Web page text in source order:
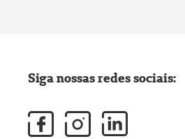
Siga nossas redes sociais: